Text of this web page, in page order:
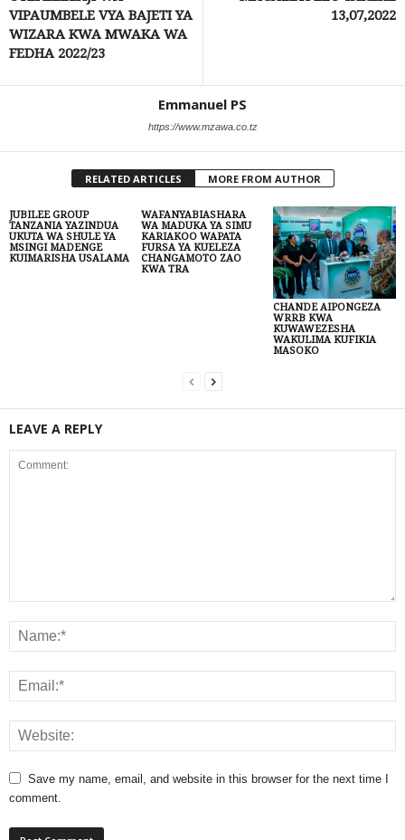
VIPAUMBELE VYA BAJETI YA
WIZARA KWA MWAKA WA
FEDHA 2022/23
13,07,2022
Emmanuel PS
https://www.mzawa.co.tz
RELATED ARTICLES MORE FROM AUTHOR
JUBILEE GROUP
TANZANIA YAZINDUA
UKUTA WA SHULE YA
MSINGI MADENGE
KUIMARISHA USALAMA
WAFANYABIASHARA
WA MADUKA YA SIMU
KARIAKOO WAPATA
FURSA YA KUELEZA
CHANGAMOTO ZAO
KWA TRA
CHANDE AIPONGEZA
WRRB KWA
KUWAWEZESHA
WAKULIMA KUFIKIA
MASOKO
LEAVE A REPLY
Save my name, email, and website in this browser for the next time I
comment.